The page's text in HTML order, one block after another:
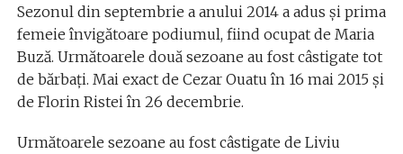
Sezonul din septembrie a anului 2014 a adus și prima
femeie învigătoare podiumul, fiind ocupat de Maria
Buză. Următoarele două sezoane au fost câstigate tot
de bărbați. Mai exact de Cezar Ouatu în 16 mai 2015 și
de Florin Ristei în 26 decembrie.
Următoarele sezoane au fost câstigate de Liviu